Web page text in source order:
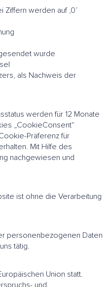
werden auf ‚0’
wurde
als Nachweis der
werden für 12 Monate
„CookieConsent“
Präferenz für
Mit Hilfe des
nachgewiesen und
ist ohne die Verarbeitung
personenbezogenen Daten
tätig.
Union statt.
und